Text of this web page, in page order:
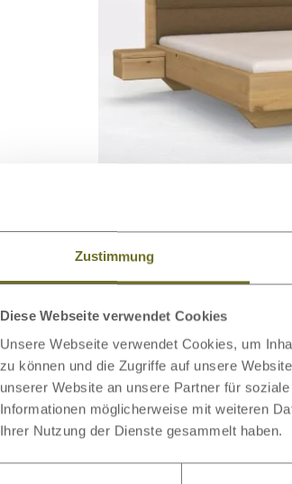
Zustimmung
Diese Webseite verwendet Cookies
Unsere Webseite verwendet Cookies, um
zu können und die Zugriffe auf unsere
unserer Website an unsere Partner für
Informationen möglicherweise mit weiteren
Ihrer Nutzung der Dienste gesammelt haben.